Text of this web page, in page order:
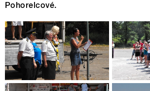
Pohorelcové.